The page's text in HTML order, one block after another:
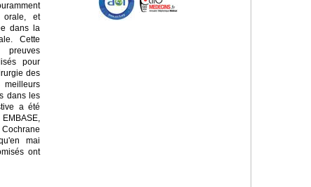
orale, et
dans la
Cette
pour
des
meilleurs
dans les
a été
mai
ont